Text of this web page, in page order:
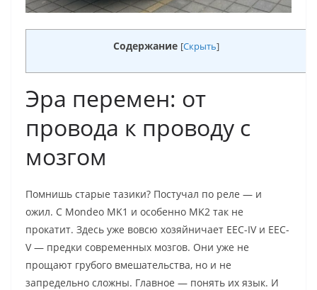
Содержание [Скрыть]
Эра перемен: от
провода к проводу с
мозгом
Помнишь старые тазики? Постучал по реле — и
ожил. С Mondeo MK1 и особенно MK2 так не
прокатит. Здесь уже вовсю хозяйничает EEC-IV и EEC-
V — предки современных мозгов. Они уже не
прощают грубого вмешательства, но и не
запредельно сложны. Главное — понять их язык. И